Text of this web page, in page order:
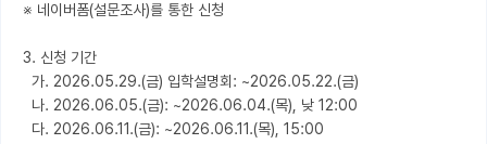
※ 네이버폼(설문조사)를 통한 신청
3. 신청 기간